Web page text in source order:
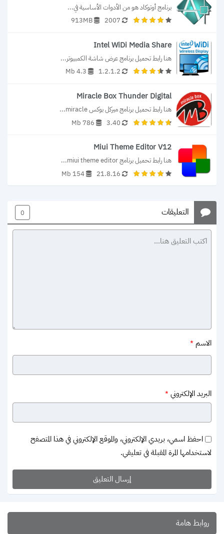
برنامج أوتوكاد هو من الأدوات الأساسية في...
2007
913MB
Intel WiDi Media Share
هنا رابط تحميل برنامج عرض شاشة الكمبيوتر...
1.2.1.2
4.3 Mb
Miracle Box Thunder Digital
هنا رابط تحميل برنامج ميركل بوكس miracle...
3.40
786 Mb
Miui Theme Editor V12
هنا رابط تحميل برنامج miui theme editor...
21.8.16
154 Mb
التعليقات 0
الاسم *
البريد الإلكتروني *
احفظ اسمي، بريدي الإلكتروني، والموقع الإلكتروني في هذا المتصفح
لاستخدامها المرة المقبلة في تعليقي.
روابط هامة